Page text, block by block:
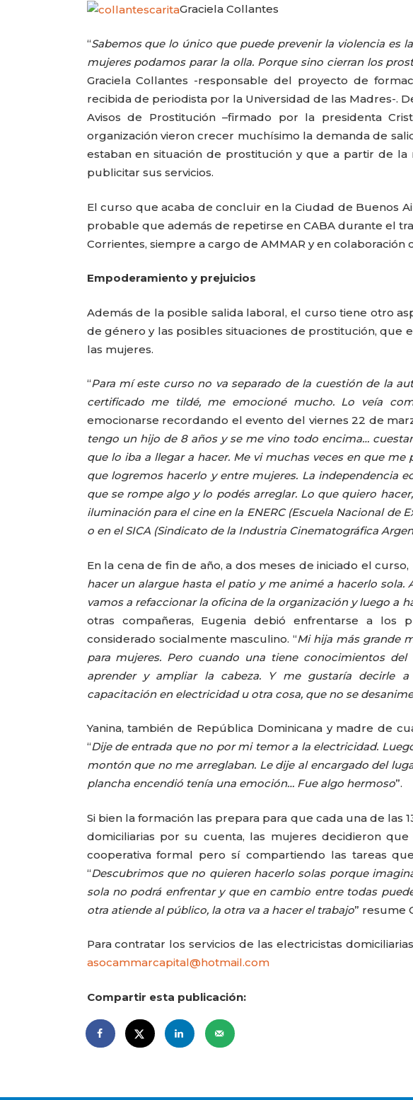
Graciela Collantes
“Sabemos que lo único que puede prevenir la violencia es
mujeres podamos parar la olla. Porque sino cierran los
Graciela Collantes -responsable del proyecto de
recibida de periodista por la Universidad de las Madres-.
Avisos de Prostitución –firmado por la presidenta
organización vieron crecer muchísimo la demanda de
estaban en situación de prostitución y que a partir de
publicitar sus servicios.
El curso que acaba de concluir en la Ciudad de Buenos
probable que además de repetirse en CABA durante el
Corrientes, siempre a cargo de AMMAR y en colaboración
Empoderamiento y prejuicios
Además de la posible salida laboral, el curso tiene otro
de género y las posibles situaciones de prostitución, que
las mujeres.
“Para mí este curso no va separado de la cuestión de la
certificado me tildé, me emocioné mucho. Lo veía
emocionarse recordando el evento del viernes 22 de
tengo un hijo de 8 años y se me vino todo encima…
que lo iba a llegar a hacer. Me vi muchas veces en que
que logremos hacerlo y entre mujeres. La independencia
que se rompe algo y lo podés arreglar. Lo que quiero
iluminación para el cine en la ENERC (Escuela Nacional de
o en el SICA (Sindicato de la Industria Cinematográfica
En la cena de fin de año, a dos meses de iniciado el
hacer un alargue hasta el patio y me animé a hacerlo
vamos a refaccionar la oficina de la organización y luego a
otras compañeras, Eugenia debió enfrentarse a los
considerado socialmente masculino. “Mi hija más grande
para mujeres. Pero cuando una tiene conocimientos
aprender y ampliar la cabeza. Y me gustaría decirle
capacitación en electricidad u otra cosa, que no se
Yanina, también de República Dominicana y madre de
“Dije de entrada que no por mi temor a la electricidad.
montón que no me arreglaban. Le dije al encargado del
plancha encendió tenía una emoción… Fue algo hermoso”.
Si bien la formación las prepara para que cada una de las
domiciliarias por su cuenta, las mujeres decidieron
cooperativa formal pero sí compartiendo las tareas
“Descubrimos que no quieren hacerlo solas porque
sola no podrá enfrentar y que en cambio entre todas
otra atiende al público, la otra va a hacer el trabajo” resume
Para contratar los servicios de las electricistas
asocammarcapital@hotmail.com
Compartir esta publicación: